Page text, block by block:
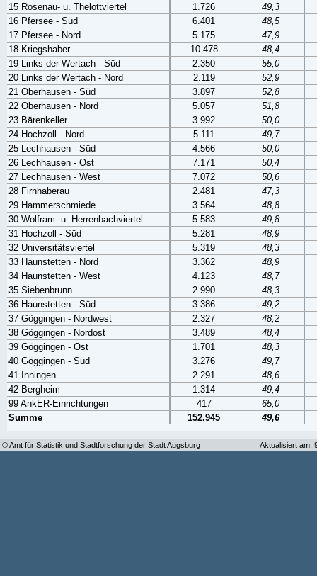
15 Rosenau- u. Thelottviertel
1.726
49,3
16 Pfersee - Süd
6.401
48,5
17 Pfersee - Nord
5.175
47,9
18 Kriegshaber
10.478
48,4
19 Links der Wertach - Süd
2.350
55,0
20 Links der Wertach - Nord
2.119
52,9
21 Oberhausen - Süd
3.897
52,8
22 Oberhausen - Nord
5.057
51,8
23 Bärenkeller
3.992
50,0
24 Hochzoll - Nord
5.111
49,7
25 Lechhausen - Süd
4.566
50,0
26 Lechhausen - Ost
7.171
50,4
27 Lechhausen - West
7.072
50,6
28 Firnhaberau
2.481
47,3
29 Hammerschmiede
3.564
48,8
30 Wolfram- u. Herrenbachviertel
5.583
49,8
31 Hochzoll - Süd
5.281
48,9
32 Universitätsviertel
5.319
48,3
33 Haunstetten - Nord
3.362
48,9
34 Haunstetten - West
4.123
48,7
35 Siebenbrunn
2.990
48,3
36 Haunstetten - Süd
3.386
49,2
37 Göggingen - Nordwest
2.327
48,2
38 Göggingen - Nordost
3.489
48,4
39 Göggingen - Ost
1.701
48,3
40 Göggingen - Süd
3.276
49,7
41 Inningen
2.291
48,6
42 Bergheim
1.314
49,4
99 AnkER-Einrichtungen
417
65,0
Summe
152.945 49,6
© Amt für Statistik und Stadtforschung der Stadt Augsburg Aktualisiert am: